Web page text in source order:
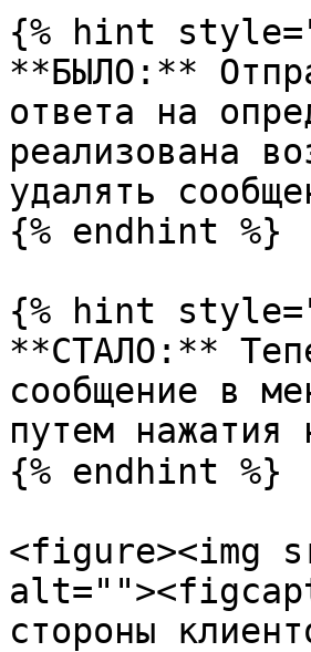
{% hint
**БЫЛО:**
ответа на
реализована
удалять
{% endhint %}
{% hint
**СТАЛО:**
сообщение в
путем
{% endhint %}
<figure><img
стороны